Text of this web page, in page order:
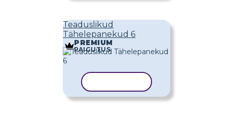
Teaduslikud
Tähelepanekud 6
PREMIUM
PAIGUTUS